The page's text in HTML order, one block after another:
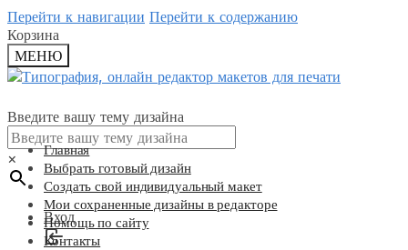
Перейти к навигации Перейти к содержанию
Корзина
МЕНЮ
Введите вашу тему дизайна
×
Вход
Главная
Выбрать готовый дизайн
Создать свой индивидуальный макет
Мои сохраненные дизайны в редакторе
Помощь по сайту
Контакты